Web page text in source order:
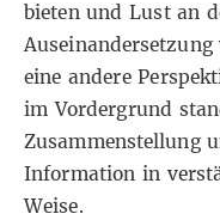
bieten und Lust an
eine andere
im Vordergrund
Zusammenstellung
Information in
Weise.